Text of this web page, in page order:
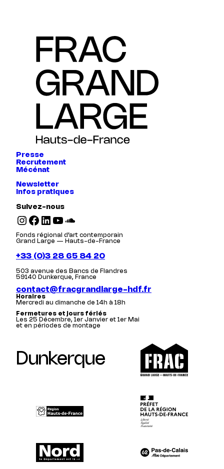
Presse
Recrutement
Mécénat
Newsletter
Infos pratiques
Suivez-nous
Instagram Facebook LinkedIn YouTube SoundCloud
Fonds régional d’art contemporain
Grand Large — Hauts-de-France
+33 (0)3 28 65 84 20
503 avenue des Bancs de Flandres
59140 Dunkerque, France
contact@fracgrandlarge-hdf.fr
Horaires
Mercredi au dimanche de 14h à 18h
Fermetures et jours fériés
Les 25 Décembre, 1er Janvier et 1er Mai
et en périodes de montage
Dunkerque